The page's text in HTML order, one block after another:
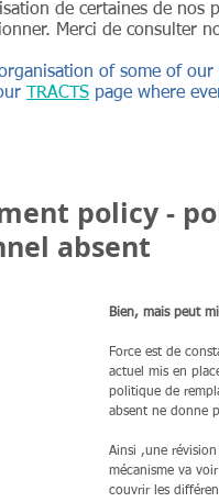
de certaines de nos
Merci de consulter
of some of
TRACTS page where
policy -
absent
Bien, mais peut
Force est de
actuel mis en
politique de
absent ne donne
Ainsi ,une
mécanisme va
couvrir les